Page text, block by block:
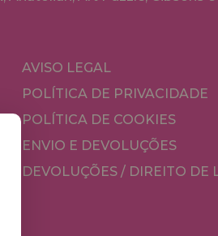
AVISO LEGAL
POLÍTICA DE PRIVACIDADE
POLÍTICA DE COOKIES
ENVIO E DEVOLUÇÕES
DEVOLUÇÕES / DIREITO DE